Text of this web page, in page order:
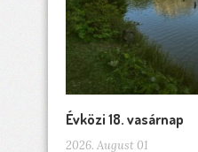
Évközi 18. vasárnap
2026. August 01